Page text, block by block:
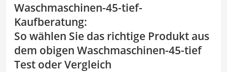
Waschmaschinen-45-tief-
Kaufberatung:
So wählen Sie das richtige Produkt aus
dem obigen Waschmaschinen-45-tief
Test oder Vergleich